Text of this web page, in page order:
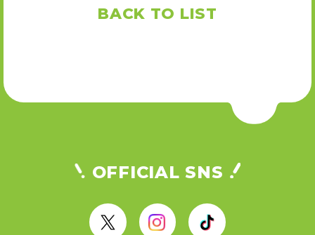
BACK TO LIST
OFFICIAL SNS
X
T